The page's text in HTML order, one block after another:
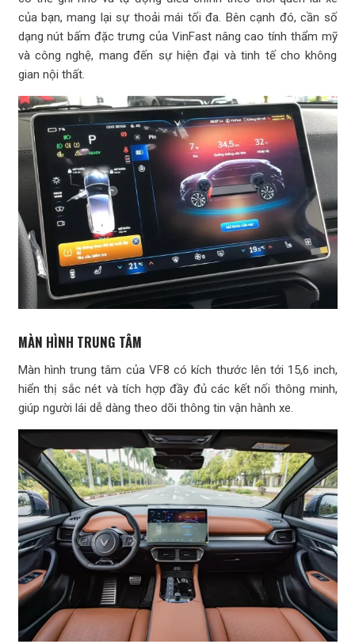
của bạn, mang lại sự thoải mái tối đa. Bên cạnh đó, cần số
dạng nút bấm đặc trưng của VinFast nâng cao tính thẩm mỹ
và công nghệ, mang đến sự hiện đại và tinh tế cho không
gian nội thất.
MÀN HÌNH TRUNG TÂM
Màn hình trung tâm của VF8 có kích thước lên tới 15,6 inch,
hiển thị sắc nét và tích hợp đầy đủ các kết nối thông minh,
giúp người lái dễ dàng theo dõi thông tin vận hành xe.